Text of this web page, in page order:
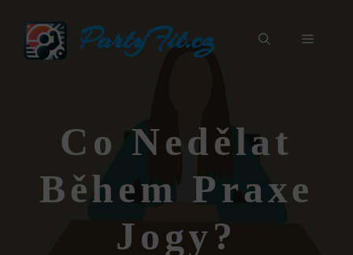
obsah
PartyFit.cz Menu
Co Nedělat
Během Praxe
Jogy?